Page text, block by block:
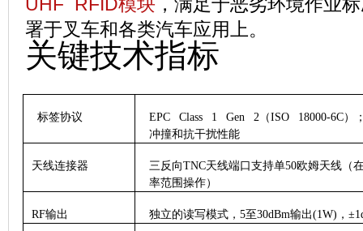
署于叉车和各类汽车应用上。
关键技术指标
标签协议 EPC Class 1 Gen 2 （ISO 18000-6C）
冲撞和抗干扰性能
天线连接器 三反向TNC天线端口支持单50欧姆天线（
率范围操作）
RF输出 独立的读写模式，5至30dBm输出(1W) ，